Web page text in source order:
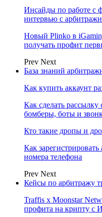
Инсайды по работе с
интервью с
Новый Plinko в
получать профит
Prev Next
База знаний
Как купить аккаунт
Как сделать
бомберы, боты и
Кто такие дропы и
Как
номера телефона
Prev Next
Кейсы по арбитражу
Traffis x Moonstar
профита на крипту с